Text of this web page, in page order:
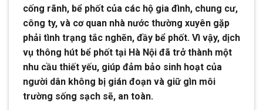
cống rãnh, bể phốt của các hộ gia đình, chung cư,
công ty, và cơ quan nhà nước thường xuyên gặp
phải tình trạng tắc nghẽn, đầy bể phốt. Vì vậy, dịch
vụ thông hút bể phốt tại Hà Nội đã trở thành một
nhu cầu thiết yếu, giúp đảm bảo sinh hoạt của
người dân không bị gián đoạn và giữ gìn môi
trường sống sạch sẽ, an toàn.